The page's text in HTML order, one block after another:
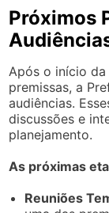
Próximos
Após o início
premissas, a
audiências.
discussões e
planejamento.
As próximas
Reuniões